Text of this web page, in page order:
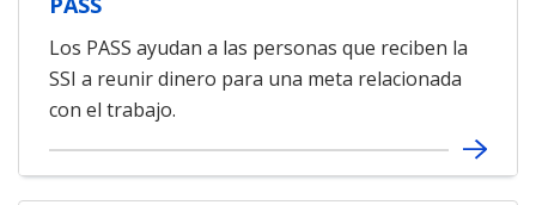
Los PASS ayudan a las personas que reciben la
SSI a reunir dinero para una meta relacionada
con el trabajo.